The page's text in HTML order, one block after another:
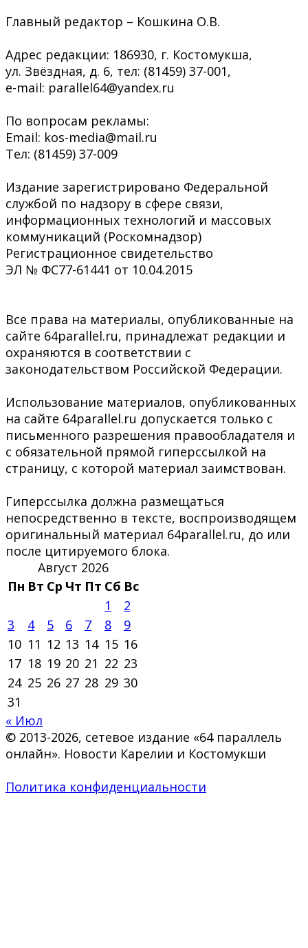
Главный редактор – Кошкина О.В.
Адрес редакции: 186930, г. Костомукша,
ул. Звёздная, д. 6, тел: (81459) 37-001,
e-mail: parallel64@yandex.ru
По вопросам рекламы:
Email: kos-media@mail.ru
Тел: (81459) 37-009
Издание зарегистрировано Федеральной
службой по надзору в сфере связи,
информационных технологий и массовых
коммуникаций (Роскомнадзор)
Регистрационное свидетельство
ЭЛ № ФС77-61441 от 10.04.2015
Все права на материалы, опубликованные на
сайте 64parallel.ru, принадлежат редакции и
охраняются в соответствии с
законодательством Российской Федерации.
Использование материалов, опубликованных
на сайте 64parallel.ru допускается только с
письменного разрешения правообладателя и
с обязательной прямой гиперссылкой на
страницу, с которой материал заимствован.
Гиперссылка должна размещаться
непосредственно в тексте, воспроизводящем
оригинальный материал 64parallel.ru, до или
после цитируемого блока.
Август 2026
Пн Вт Ср Чт Пт Сб Вс
1
2
3
4 5 6 7 8
9
10 11 12 13 14 15 16
17 18 19 20 21 22 23
24 25 26 27 28 29 30
31
« Июл
© 2013-2026, сетевое издание «64 параллель
онлайн». Новости Карелии и Костомукши
Политика конфиденциальности